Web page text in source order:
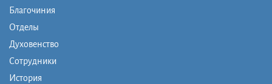
Благочиния
Отделы
Духовенство
Сотрудники
История